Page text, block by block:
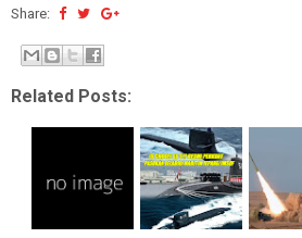
Share:
Related Posts: